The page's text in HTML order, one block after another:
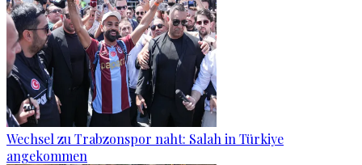
Wechsel zu Trabzonspor naht: Salah in Türkiye
angekommen